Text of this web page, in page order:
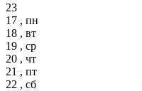
23
17 , пн
18 , вт
19 , ср
20 , чт
21 , пт
22 , сб